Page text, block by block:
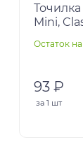
Mini,
Остаток
93 ₽
за 1 шт